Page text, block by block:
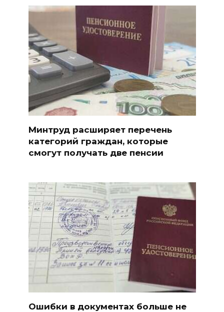
Минтруд расширяет перечень
категорий граждан, которые
смогут получать две пенсии
Ошибки в документах больше не